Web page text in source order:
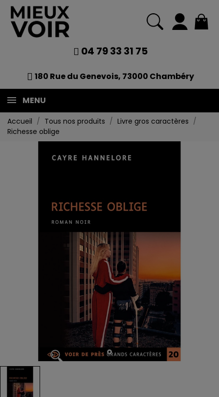
04 79 33 31 75
180 Rue du Genevois, 73000 Chambéry
MENU
Accueil Tous nos produits
Livre gros caractères
Richesse oblige